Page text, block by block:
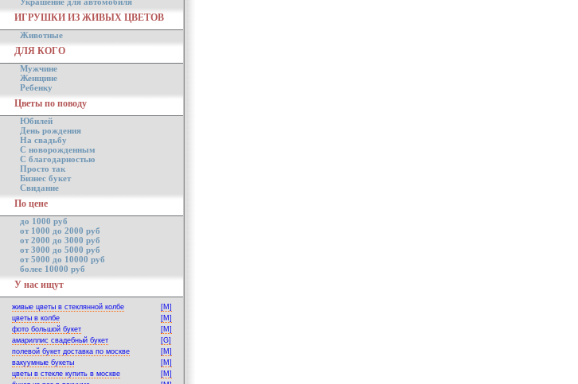
ИГРУШКИ ИЗ ЖИВЫХ ЦВЕТОВ
Животные
ДЛЯ КОГО
Мужчине
Женщине
Ребенку
Цветы по поводу
Юбилей
День рождения
На свадьбу
С новорожденным
С благодарностью
Просто так
Бизнес букет
Свидание
По цене
до 1000 руб
от 1000 до 2000 руб
от 2000 до 3000 руб
от 3000 до 5000 руб
от 5000 до 10000 руб
более 10000 руб
У нас ищут
живые цветы в стеклянной колбе
[M]
цветы в колбе
[M]
фото большой букет
[M]
амариллис свадебный букет
[G]
полевой букет доставка по москве
[M]
вакуумные букеты
[M]
цветы в стекле купить в москве
[M]